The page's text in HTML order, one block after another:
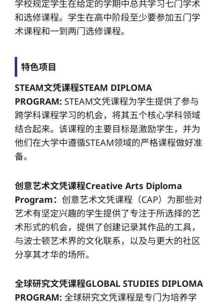
学校规定学生在给定的学期中总共学习七门学术
和选修课程。学生在高中阶段至少要参加五门学
术课程和一到两门选修课程。
特色项目
STEAM文凭课程STEAM DIPLOMA
PROGRAM: STEAM文凭课程为学生提供了参与
跨学科课程学习的机会，将其五个核心学科领域
结合起来。该课程的主要目标是激励学生，并为
他们在大学中遵循STEAM领域的严格课程做好准
备。
创意艺术文凭课程Creative Arts Diploma
Program： 创意艺术文凭课程（CAP）为那些对
艺术有坚定兴趣的学生提供了专注于所选择的艺
术形式的机会，提供了创建记录其作品的工具，
与波士顿艺术界的文化联系，以及与更大的社区
分享其才华的场所。
全球研究文凭课程GLOBAL STUDIES DIPLOMA
PROGRAM: 全球研究文凭课程是专门为培养学